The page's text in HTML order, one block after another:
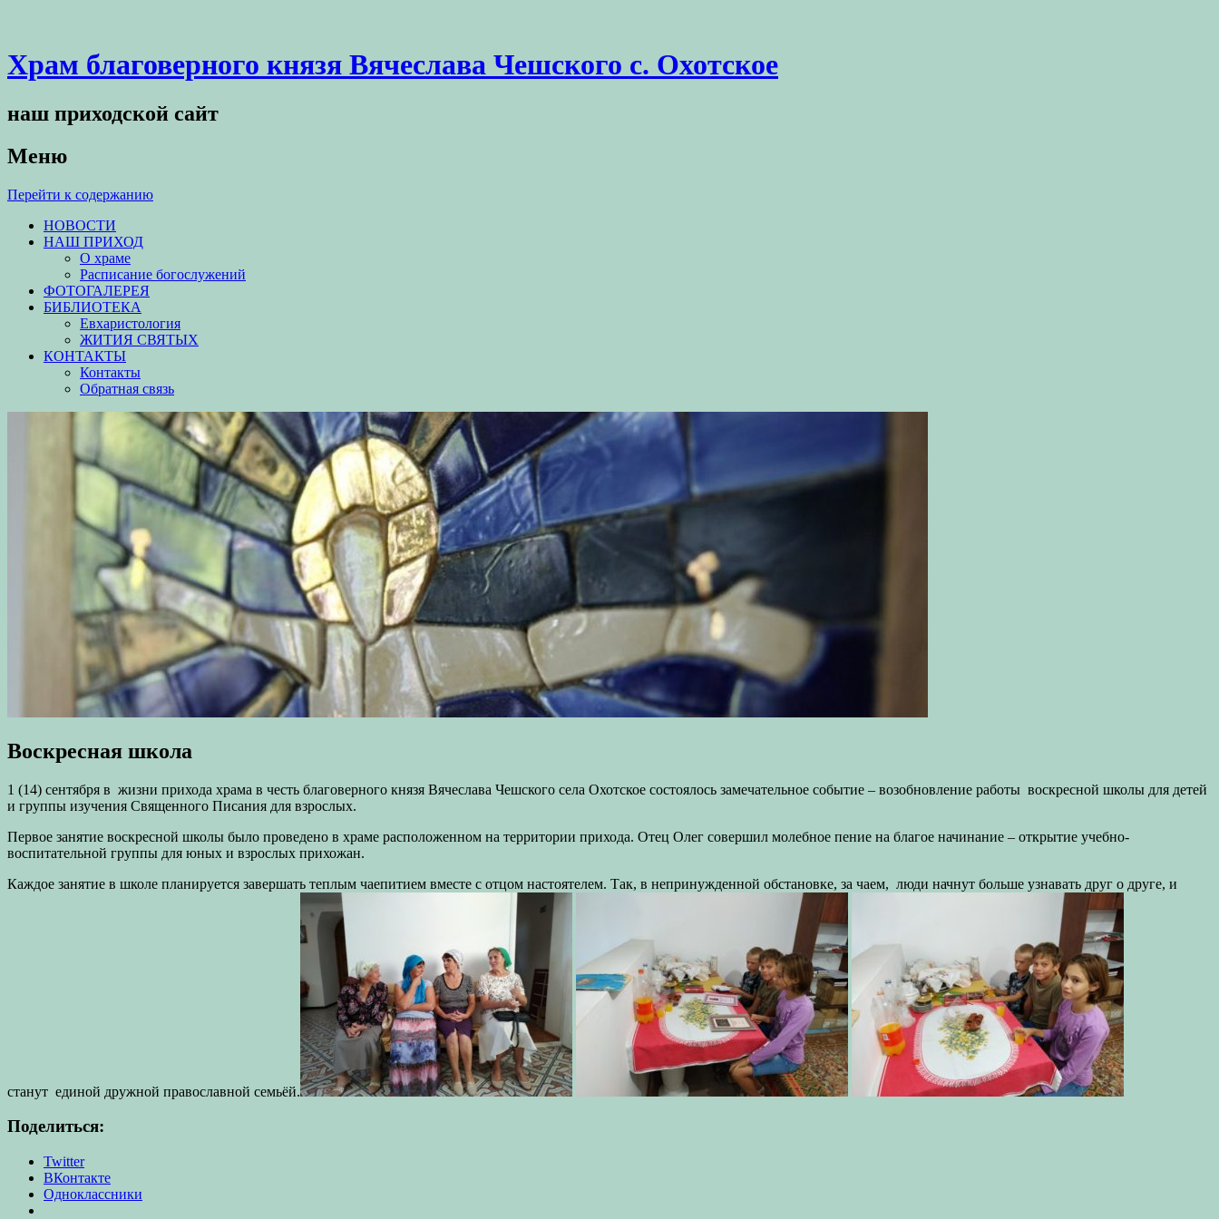
Храм благоверного князя Вячеслава Чешского с. Охотское
наш приходской сайт
Меню
Перейти к содержанию
НОВОСТИ
НАШ ПРИХОД
О храме
Расписание богослужений
ФОТОГАЛЕРЕЯ
БИБЛИОТЕКА
Евхаристология
ЖИТИЯ СВЯТЫХ
КОНТАКТЫ
Контакты
Обратная связь
Воскресная школа
1 (14) сентября в жизни прихода храма в честь благоверного князя Вячеслава Чешского села Охотское состоялось замечательное событие – возобновление работы воскресной школы для детей
и группы изучения Священного Писания для взрослых.
Первое занятие воскресной школы было проведено в храме расположенном на территории прихода. Отец Олег совершил молебное пение на благое начинание – открытие учебно-
воспитательной группы для юных и взрослых прихожан.
Каждое занятие в школе планируется завершать теплым чаепитием вместе с отцом настоятелем. Так, в непринужденной обстановке, за чаем, люди начнут больше узнавать друг о друге, и
станут единой дружной православной семьёй.
Поделиться:
Twitter
ВКонтакте
Одноклассники